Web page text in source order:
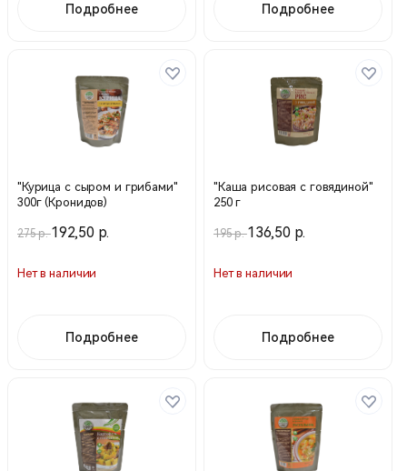
Подробнее Подробнее
"Курица с сыром и грибами"
300г (Кронидов)
275 р.192,50 р.
Нет в наличии
Подробнее
"Каша рисовая с говядиной"
250 г
195 р.136,50 р.
Нет в наличии
Подробнее